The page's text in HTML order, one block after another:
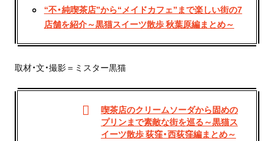
“不・純喫茶店”から“メイドカフェ”まで楽しい街の7
店舗を紹介～黒猫スイーツ散歩 秋葉原編まとめ～
取材・文・撮影＝ミスター黒猫
喫茶店のクリームソーダから固めの
プリンまで素敵な街を巡る～黒猫ス
イーツ散歩 荻窪・西荻窪編まとめ～